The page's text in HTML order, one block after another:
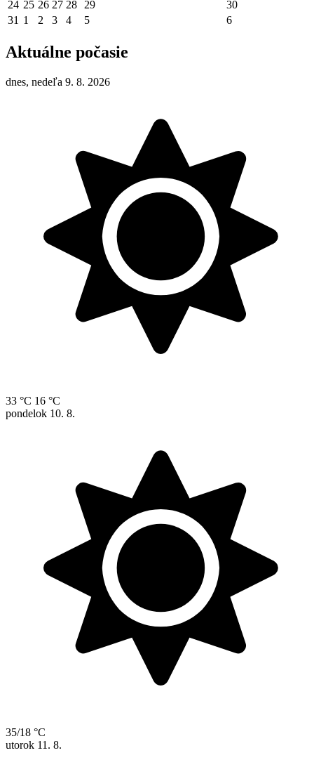
24 25 26 27 28 29
30
31 1 2 3 4 5 6
Aktuálne počasie
dnes, nedeľa 9. 8. 2026
33 °C 16 °C
pondelok 10. 8.
35/18 °C
utorok 11. 8.